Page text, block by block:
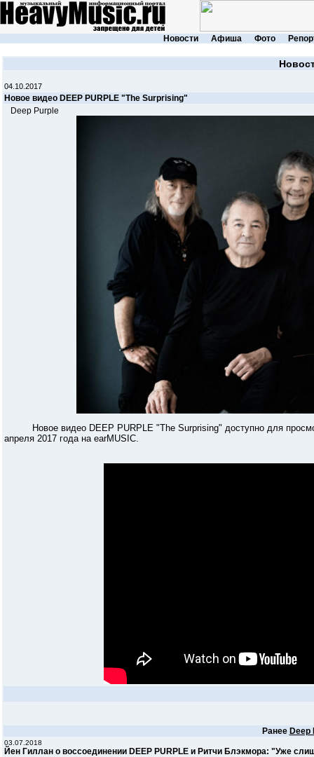
Новости Афиша Фото
04.10.2017
Новое видео DEEP PURPLE "The Surprising"
Deep Purple
Новое видео DEEP PURPLE "The Surprising" доступно для
апреля 2017 года на earMUSIC.
Ранее Deep
03.07.2018
Йен Гиллан о воссоединении DEEP PURPLE и Ритчи Блэкмора: "Уже